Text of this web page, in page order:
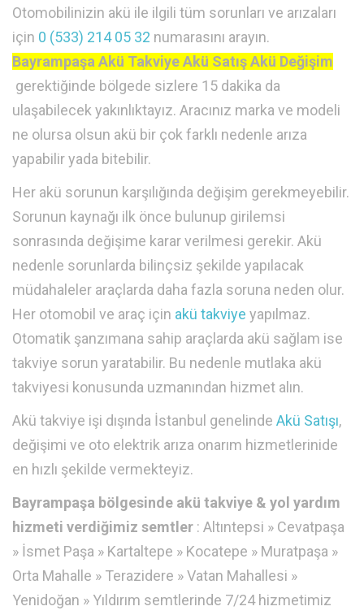
Otomobilinizin akü ile ilgili tüm sorunları ve arızaları
için 0 (533) 214 05 32 numarasını arayın.
Bayrampaşa Akü Takviye Akü Satış Akü Değişim
gerektiğinde bölgede sizlere 15 dakika da
ulaşabilecek yakınlıktayız. Aracınız marka ve modeli
ne olursa olsun akü bir çok farklı nedenle arıza
yapabilir yada bitebilir.
Her akü sorunun karşılığında değişim gerekmeyebilir.
Sorunun kaynağı ilk önce bulunup girilemsi
sonrasında değişime karar verilmesi gerekir. Akü
nedenle sorunlarda bilinçsiz şekilde yapılacak
müdahaleler araçlarda daha fazla soruna neden olur.
Her otomobil ve araç için akü takviye yapılmaz.
Otomatik şanzımana sahip araçlarda akü sağlam ise
takviye sorun yaratabilir. Bu nedenle mutlaka akü
takviyesi konusunda uzmanından hizmet alın.
Akü takviye işi dışında İstanbul genelinde Akü Satışı,
değişimi ve oto elektrik arıza onarım hizmetlerinide
en hızlı şekilde vermekteyiz.
Bayrampaşa bölgesinde akü takviye & yol yardım
hizmeti verdiğimiz semtler : Altıntepsi » Cevatpaşa
» İsmet Paşa » Kartaltepe » Kocatepe » Muratpaşa »
Orta Mahalle » Terazidere » Vatan Mahallesi »
Yenidoğan » Yıldırım semtlerinde 7/24 hizmetimiz